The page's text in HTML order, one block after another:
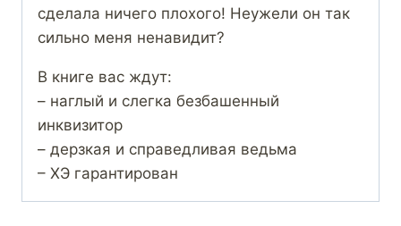
сделала ничего плохого! Неужели он так
сильно меня ненавидит?
В книге вас ждут:
– наглый и слегка безбашенный
инквизитор
– дерзкая и справедливая ведьма
– ХЭ гарантирован